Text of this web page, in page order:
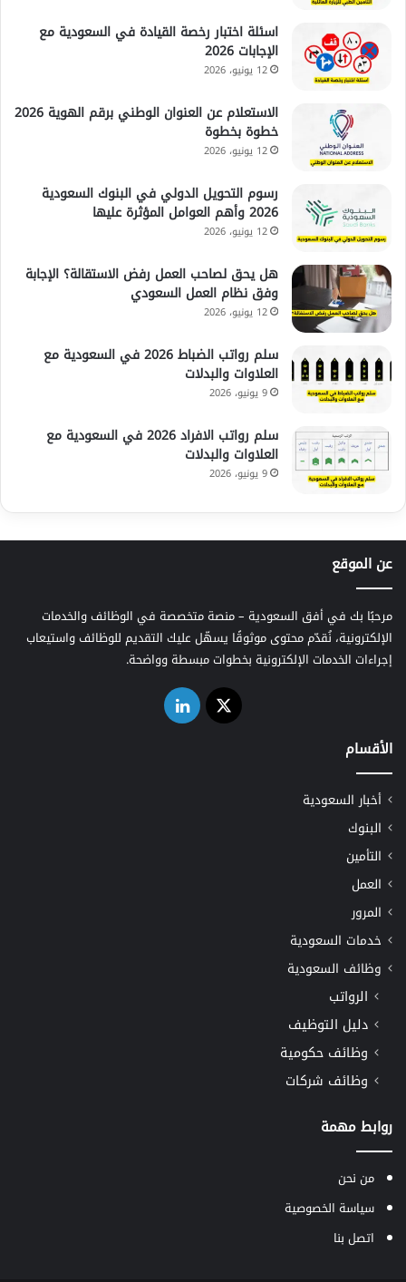
اسئلة اختبار رخصة القيادة في السعودية مع
الإجابات 2026
12 يونيو، 2026
الاستعلام عن العنوان الوطني برقم الهوية 2026
خطوة بخطوة
12 يونيو، 2026
رسوم التحويل الدولي في البنوك السعودية
2026 وأهم العوامل المؤثرة عليها
12 يونيو، 2026
هل يحق لصاحب العمل رفض الاستقالة؟ الإجابة
وفق نظام العمل السعودي
12 يونيو، 2026
سلم رواتب الضباط 2026 في السعودية مع
العلاوات والبدلات
9 يونيو، 2026
سلم رواتب الافراد 2026 في السعودية مع
العلاوات والبدلات
9 يونيو، 2026
عن الموقع
مرحبًا بك في أفق السعودية – منصة متخصصة في الوظائف والخدمات
الإلكترونية، نُقدّم محتوى موثوقًا يسهّل عليك التقديم للوظائف واستيعاب
إجراءات الخدمات الإلكترونية بخطوات مبسطة وواضحة.
‫X لينكدإن
الأقسام
أخبار السعودية
البنوك
التأمين
العمل
المرور
خدمات السعودية
وظائف السعودية
الرواتب
دليل التوظيف
وظائف حكومية
وظائف شركات
روابط مهمة
من نحن
سياسة الخصوصية
اتصل بنا